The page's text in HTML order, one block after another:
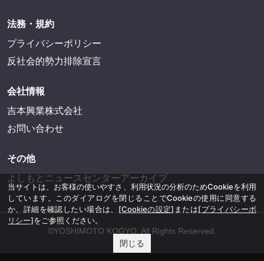
法務・規約
プライバシーポリシー
反社会的勢力排除宣言
会社情報
吉本興業株式会社
お問い合わせ
その他
よしもとニュースセンターアーカイブ
©YOSHIMOTO KOGYO, All Rights Reserved.
当サイトは、お客様の使いやすさ、利用状況の分析のためCookieを利用
しています。このダイアログを閉じることでCookieの使用に同意する
か、詳細を確認したい場合は、 [Cookieの設定] または[プライバシーポ
リシー]をご参照ください。
閉じる